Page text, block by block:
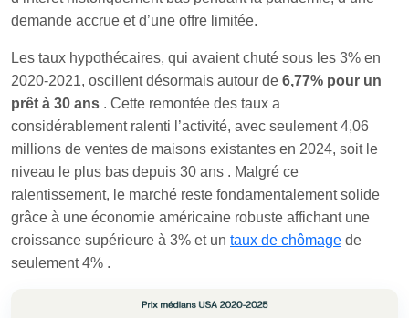
demande accrue et d’une offre limitée.
Les taux hypothécaires, qui avaient chuté sous les 3% en
2020-2021, oscillent désormais autour de 6,77% pour un
prêt à 30 ans . Cette remontée des taux a
considérablement ralenti l’activité, avec seulement 4,06
millions de ventes de maisons existantes en 2024, soit le
niveau le plus bas depuis 30 ans . Malgré ce
ralentissement, le marché reste fondamentalement solide
grâce à une économie américaine robuste affichant une
croissance supérieure à 3% et un taux de chômage de
seulement 4% .